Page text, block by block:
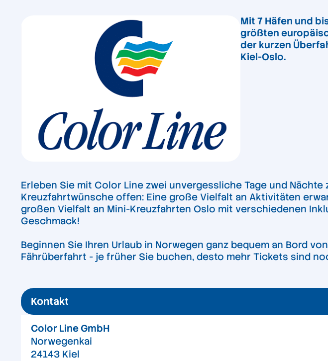
Mit 7 Häfen und
größten
der kurzen
Kiel-Oslo.
Erleben Sie mit Color Line zwei unvergessliche Tage und
Kreuzfahrtwünsche offen: Eine große Vielfalt an Aktivitäten
großen Vielfalt an Mini-Kreuzfahrten Oslo mit verschiedenen
Geschmack!
Beginnen Sie Ihren Urlaub in Norwegen ganz bequem an Bord
Fährüberfahrt - je früher Sie buchen, desto mehr Tickets sind
Kontakt
Color Line GmbH
Norwegenkai
24143 Kiel